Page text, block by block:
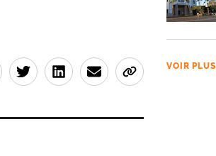
VOIR PLUS